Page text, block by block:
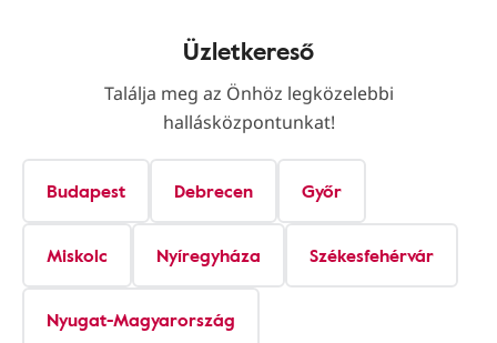
Üzletkereső
Találja meg az Önhöz legközelebbi
hallásközpontunkat!
Budapest Debrecen Győr
Miskolc Nyíregyháza Székesfehérvár
Nyugat-Magyarország